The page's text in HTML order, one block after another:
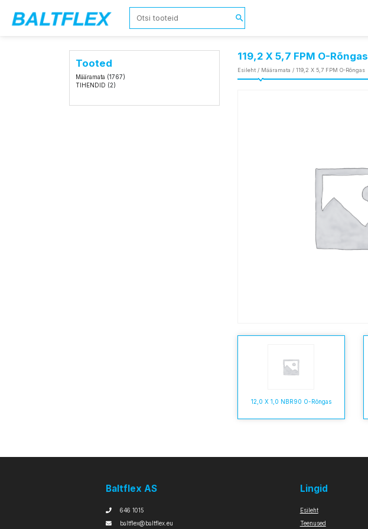
Tooted
Määramata (1767)
TIHENDID (2)
119,2 X 5,7 FPM O-Rõngas
Esileht / Määramata / 119,2 X 5,7 FPM O-Rõngas
12,0 X 1,0 NBR90 O-Rõngas
Baltflex AS
646 1015
baltflex@baltflex.eu
Lingid
Esileht
Teenused